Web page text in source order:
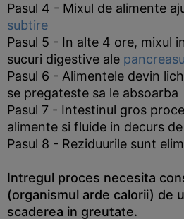
Pasul 4 - Mixul de alimente
subtire
Pasul 5 - In alte 4 ore, mixul
sucuri digestive ale
Pasul 6 - Alimentele devin
se pregateste sa le absoarba
Pasul 7 - Intestinul gros
alimente si fluide in decurs
Pasul 8 - Reziduurile sunt
Intregul proces necesita
(organismul arde calorii) de
scaderea in greutate.